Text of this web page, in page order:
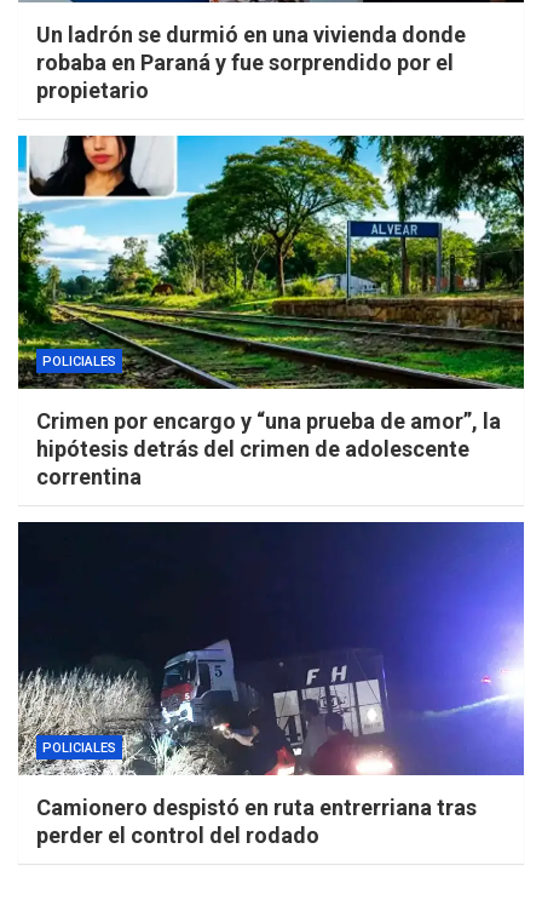
Un ladrón se durmió en una vivienda donde
robaba en Paraná y fue sorprendido por el
propietario
POLICIALES
Crimen por encargo y “una prueba de amor”, la
hipótesis detrás del crimen de adolescente
correntina
POLICIALES
Camionero despistó en ruta entrerriana tras
perder el control del rodado